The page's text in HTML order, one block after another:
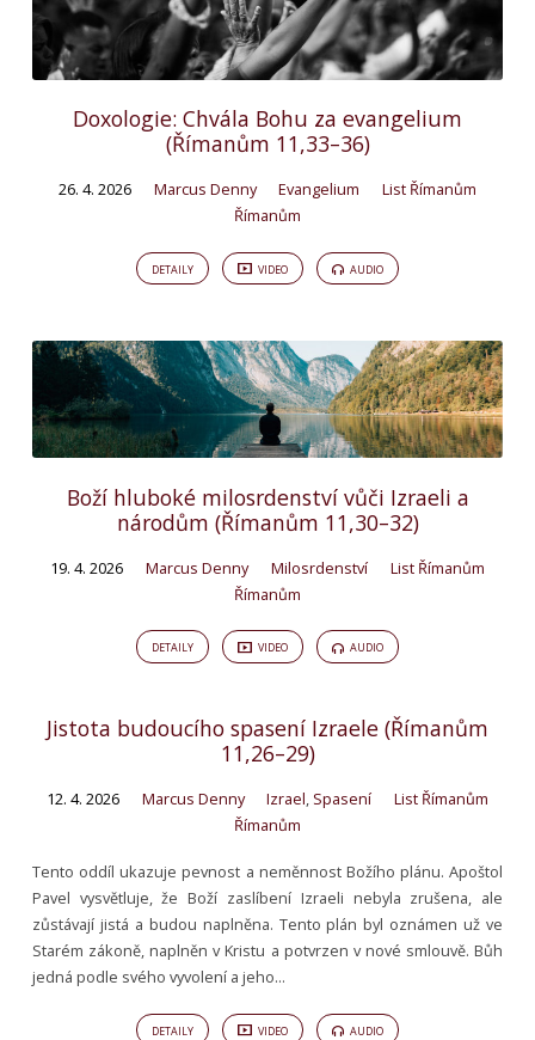
Doxologie: Chvála Bohu za evangelium
(Římanům 11,33–36)
26. 4. 2026 Marcus Denny Evangelium
List Římanům
Římanům
DETAILY VIDEO AUDIO
Boží hluboké milosrdenství vůči Izraeli a
národům (Římanům 11,30–32)
19. 4. 2026 Marcus Denny Milosrdenství
List Římanům
Římanům
DETAILY VIDEO AUDIO
Jistota budoucího spasení Izraele (Římanům
11,26–29)
12. 4. 2026 Marcus Denny Izrael, Spasení
List Římanům
Římanům
Tento oddíl ukazuje pevnost a neměnnost Božího plánu. Apoštol
Pavel vysvětluje, že Boží zaslíbení Izraeli nebyla zrušena, ale
zůstávají jistá a budou naplněna. Tento plán byl oznámen už ve
Starém zákoně, naplněn v Kristu a potvrzen v nové smlouvě. Bůh
jedná podle svého vyvolení a jeho…
DETAILY VIDEO AUDIO